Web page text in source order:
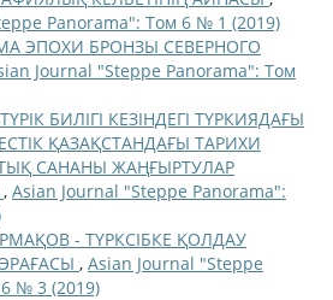
Panorama": Том 6 № 1 (2019)
ЭПОХИ БРОНЗЫ СЕВЕРНОГО
Journal "Steppe Panorama": Том
БИЛІГІ КЕЗІНДЕГІ ТҮРКИЯДАҒЫ
ҚАЗАҚСТАНДАҒЫ ТАРИХИ
САНАНЫ ЖАҢҒЫРТУЛАР
, Asian Journal "Steppe Panorama":
- ТҮРКСІБКЕ ҚОЛДАУ
, Asian Journal "Steppe
№ 3 (2019)